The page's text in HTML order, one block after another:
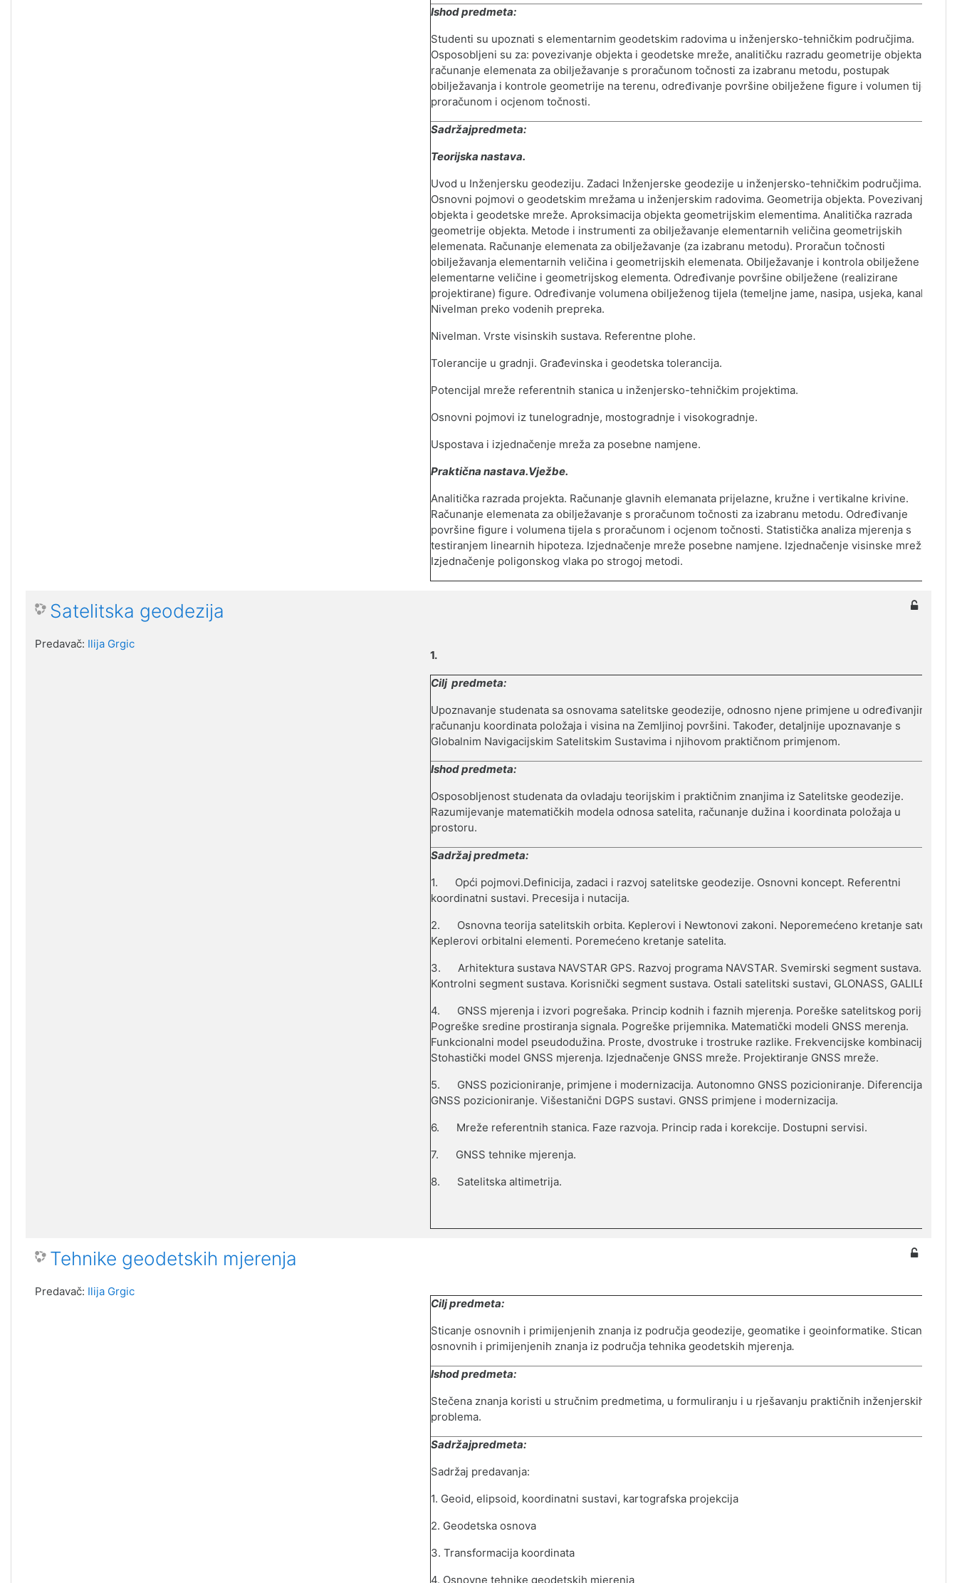
Ishod predmeta:
Studenti su upoznati s elementarnim geodetskim radovima u inženjersko-tehničkim područjima.
Osposobljeni su za: povezivanje objekta i geodetske mreže, analitičku razradu geometrije objekta,
računanje elemenata za obilježavanje s proračunom točnosti za izabranu metodu, postupak
obilježavanja i kontrole geometrije na terenu, određivanje površine obilježene figure i volumen tijela s
proračunom i ocjenom točnosti.
Sadržajpredmeta:
Teorijska nastava.
Uvod u Inženjersku geodeziju. Zadaci Inženjerske geodezije u inženjersko-tehničkim područjima.
Osnovni pojmovi o geodetskim mrežama u inženjerskim radovima. Geometrija objekta. Povezivanje
objekta i geodetske mreže. Aproksimacija objekta geometrijskim elementima. Analitička razrada
geometrije objekta. Metode i instrumenti za obilježavanje elementarnih veličina geometrijskih
elemenata. Računanje elemenata za obilježavanje (za izabranu metodu). Proračun točnosti
obilježavanja elementarnih veličina i geometrijskih elemenata. Obilježavanje i kontrola obilježene
elementarne veličine i geometrijskog elementa. Određivanje površine obilježene (realizirane
projektirane) figure. Određivanje volumena obilježenog tijela (temeljne jame, nasipa, usjeka, kanala).
Nivelman preko vodenih prepreka.
Nivelman. Vrste visinskih sustava. Referentne plohe.
Tolerancije u gradnji. Građevinska i geodetska tolerancija.
Potencijal mreže referentnih stanica u inženjersko-tehničkim projektima.
Osnovni pojmovi iz tunelogradnje, mostogradnje i visokogradnje.
Uspostava i izjednačenje mreža za posebne namjene.
Praktična nastava.Vježbe.
Analitička razrada projekta. Računanje glavnih elemanata prijelazne, kružne i vertikalne krivine.
Računanje elemenata za obilježavanje s proračunom točnosti za izabranu metodu. Određivanje
površine figure i volumena tijela s proračunom i ocjenom točnosti. Statistička analiza mjerenja s
testiranjem linearnih hipoteza. Izjednačenje mreže posebne namjene. Izjednačenje visinske mreže.
Izjednačenje poligonskog vlaka po strogoj metodi.
Satelitska geodezija
1.
Cilj predmeta:
Upoznavanje studenata sa osnovama satelitske geodezije, odnosno njene primjene u određivanjima i
računanju koordinata položaja i visina na Zemljinoj površini. Također, detaljnije upoznavanje s
Globalnim Navigacijskim Satelitskim Sustavima i njihovom praktičnom primjenom.
Ishod predmeta:
Osposobljenost studenata daovladaju teorijskim i praktičnim znanjima iz Satelitske geodezije.
Razumijevanje matematičkih modela odnosa satelita, računanje dužina i koordinata položaja u
prostoru.
Sadržaj predmeta:
1. Opći pojmovi.Definicija, zadaci i razvoj satelitske geodezije. Osnovni koncept. Referentni
koordinatni sustavi. Precesija i nutacija.
2. Osnovna teorija satelitskih orbita. Keplerovi i Newtonovi zakoni. Neporemećeno kretanje satelita.
Keplerovi orbitalni elementi. Poremećeno kretanje satelita.
3.Arhitektura sustava NAVSTAR GPS. Razvoj programa NAVSTAR. Svemirski segment sustava.
Kontrolni segment sustava. Korisnički segment sustava. Ostali satelitski sustavi, GLONASS, GALILEO.
4. GNSS mjerenja i izvori pogrešaka. Princip kodnih i faznih mjerenja. Poreške satelitskog porijekla.
Pogreške sredine prostiranja signala. Pogreške prijemnika. Matematički modeli GNSS merenja.
Funkcionalni model pseudodužina. Proste, dvostruke i trostruke razlike. Frekvencijske kombinacije.
Stohastički model GNSS mjerenja. Izjednačenje GNSS mreže. Projektiranje GNSS mreže.
5. GNSS pozicioniranje, primjene i modernizacija. Autonomno GNSS pozicioniranje. Diferencijalno
GNSS pozicioniranje. Višestanični DGPS sustavi. GNSS primjene i modernizacija.
6. Mreže referentnih stanica. Faze razvoja. Princip rada i korekcije. Dostupni servisi.
7. GNSS tehnike mjerenja.
8. Satelitska altimetrija.
Predavač: Ilija Grgic
Tehnike geodetskih mjerenja
Cilj predmeta:
Sticanje osnovnih i primijenjenih znanja iz područja geodezije, geomatike i geoinformatike. Sticanje
osnovnih i primijenjenih znanja iz područja tehnika geodetskih mjerenja.
Ishod predmeta:
Stečena znanja koristi u stručnim predmetima, u formuliranju i u rješavanju praktičnih inženjerskih
problema.
Sadržajpredmeta:
Sadržaj predavanja:
1. Geoid, elipsoid, koordinatni sustavi, kartografska projekcija
2. Geodetska osnova
3. Transformacija koordinata
4. Osnovne tehnike geodetskih mjerenja
Predavač: Ilija Grgic